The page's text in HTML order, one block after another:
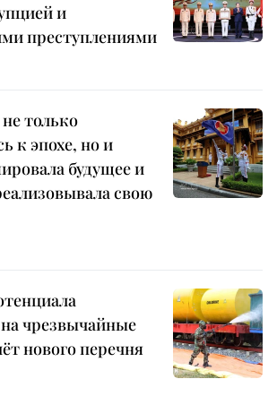
и
преступлениями
только
к эпохе, но и
будущее и
свою
чрезвычайные
нового перечня